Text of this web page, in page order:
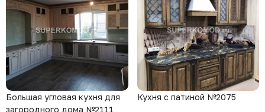
Большая угловая кухня для
загородного дома №2111
Кухня с патиной №2075